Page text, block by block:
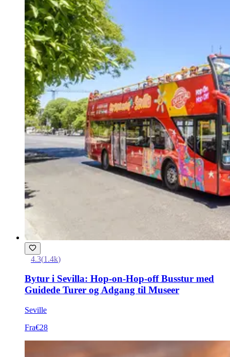
4.3(1.4k)
Bytur i Sevilla: Hop-on-Hop-off Busstur med
Guidede Turer og Adgang til Museer
Seville
Fra€28